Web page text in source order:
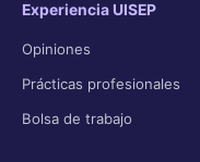
Experiencia UISEP
Opiniones
Prácticas profesionales
Bolsa de trabajo